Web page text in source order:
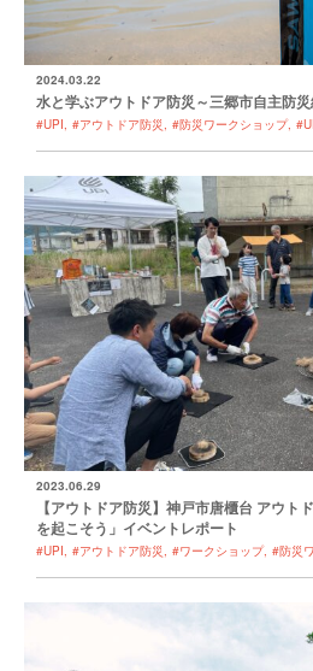
2024.03.22
水と学ぶアウトドア防災～三郷市自主防
#UPI #アウトドア防災 #防災ワークショップ
2023.06.29
【アウトドア防災】神戸市唐櫃台 アウト
を起こそう」イベントレポート
#UPI #アウトドア防災 #ワークショップ #防災